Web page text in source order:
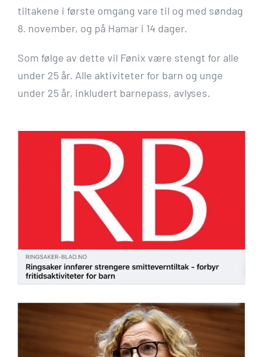
tiltakene i første omgang vare til og med søndag
8. november, og på Hamar i 14 dager.
Som følge av dette vil Fønix være stengt for alle
under 25 år. Alle aktiviteter for barn og unge
under 25 år, inkludert barnepass, avlyses.